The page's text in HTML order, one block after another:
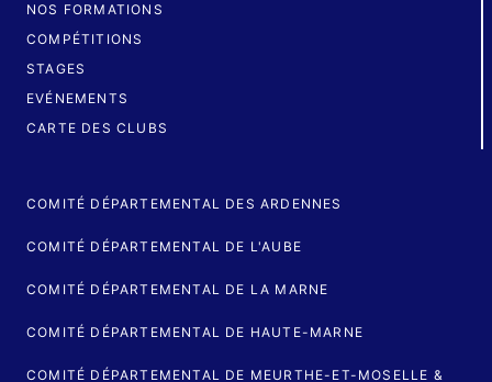
NOS FORMATIONS
COMPÉTITIONS
STAGES
EVÉNEMENTS
CARTE DES CLUBS
COMITÉ DÉPARTEMENTAL DES ARDENNES
COMITÉ DÉPARTEMENTAL DE L'AUBE
COMITÉ DÉPARTEMENTAL DE LA MARNE
COMITÉ DÉPARTEMENTAL DE HAUTE-MARNE
COMITÉ DÉPARTEMENTAL DE MEURTHE-ET-MOSELLE &